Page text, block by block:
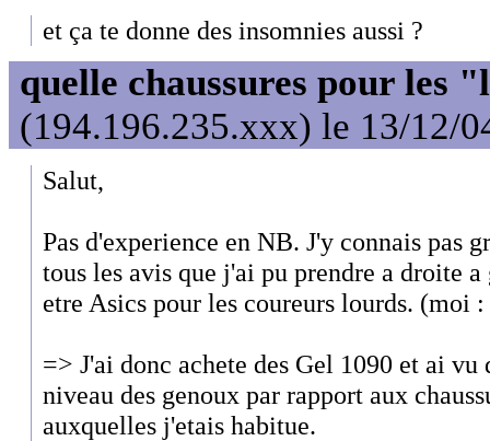
et ça te donne des insomnies aussi ?
quelle chaussures pour les
(194.196.235.xxx) le 13/12/
Salut,
Pas d'experience en NB. J'y connais pas
tous les avis que j'ai pu prendre a droite
etre Asics pour les coureurs lourds. (moi
=> J'ai donc achete des Gel 1090 et ai
niveau des genoux par rapport aux
auxquelles j'etais habitue.